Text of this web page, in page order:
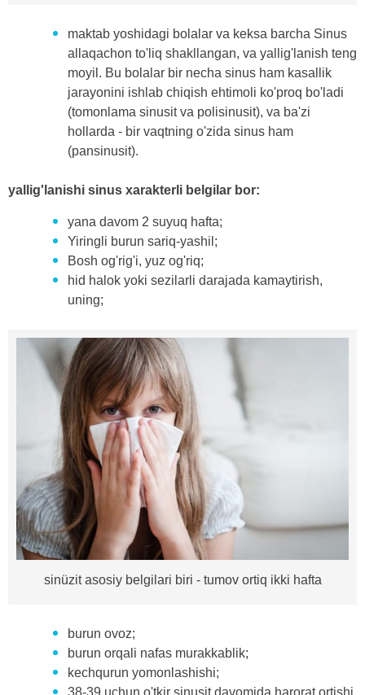
maktab yoshidagi bolalar va keksa barcha Sinus
allaqachon to'liq shakllangan, va yallig'lanish teng
moyil. Bu bolalar bir necha sinus ham kasallik
jarayonini ishlab chiqish ehtimoli ko'proq bo'ladi
(tomonlama sinusit va polisinusit), va ba'zi
hollarda - bir vaqtning o'zida sinus ham
(pansinusit).
yallig'lanishi sinus xarakterli belgilar bor:
yana davom 2 suyuq hafta;
Yiringli burun sariq-yashil;
Bosh og'rig'i, yuz og'riq;
hid halok yoki sezilarli darajada kamaytirish,
uning;
sinüzit asosiy belgilari biri - tumov ortiq ikki hafta
burun ovoz;
burun orqali nafas murakkablik;
kechqurun yomonlashishi;
38-39 uchun o'tkir sinusit davomida harorat ortishi